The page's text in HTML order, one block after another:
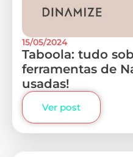
15/05/2024
Taboola: tudo
ferramentas de
usadas!
Ver post